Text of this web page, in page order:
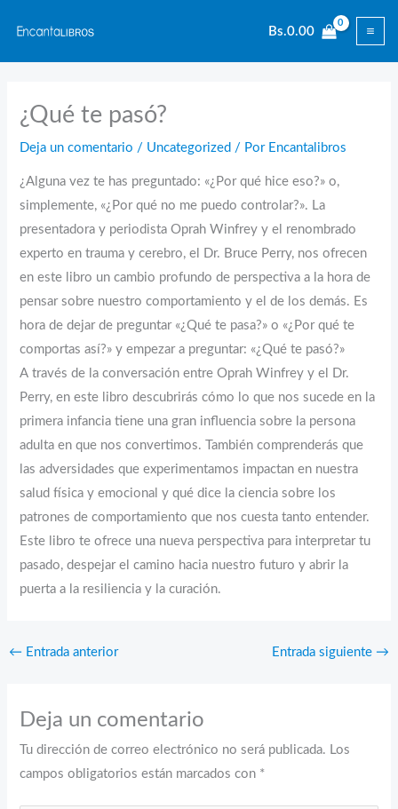
contenido
Bs.0.00
¿Qué te pasó?
Deja un comentario / Uncategorized / Por Encantalibros
¿Alguna vez te has preguntado: «¿Por qué hice eso?» o,
simplemente, «¿Por qué no me puedo controlar?». La
presentadora y periodista Oprah Winfrey y el renombrado
experto en trauma y cerebro, el Dr. Bruce Perry, nos ofrecen
en este libro un cambio profundo de perspectiva a la hora de
pensar sobre nuestro comportamiento y el de los demás. Es
hora de dejar de preguntar «¿Qué te pasa?» o «¿Por qué te
comportas así?» y empezar a preguntar: «¿Qué te pasó?»
A través de la conversación entre Oprah Winfrey y el Dr.
Perry, en este libro descubrirás cómo lo que nos sucede en la
primera infancia tiene una gran influencia sobre la persona
adulta en que nos convertimos. También comprenderás que
las adversidades que experimentamos impactan en nuestra
salud física y emocional y qué dice la ciencia sobre los
patrones de comportamiento que nos cuesta tanto entender.
Este libro te ofrece una nueva perspectiva para interpretar tu
pasado, despejar el camino hacia nuestro futuro y abrir la
puerta a la resiliencia y la curación.
← Entrada anterior Entrada siguiente →
Deja un comentario
Tu dirección de correo electrónico no será publicada. Los
campos obligatorios están marcados con *